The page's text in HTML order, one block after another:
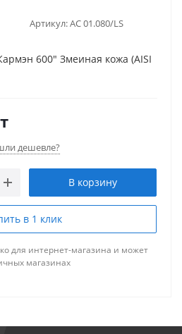
Артикул:АС 01.080/LS
600" Змеиная кожа (AISI
дешевле?
В корзину
в 1 клик
для интернет-магазина и может
магазинах